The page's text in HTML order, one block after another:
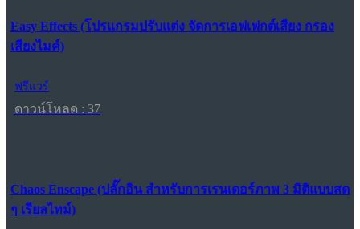
Easy Effects (โปรแกรมปรับแต่ง จัดการเอฟเฟกต์เสียง กรอง
เสียงไมค์)
ฟรีแวร์
ดาวน์โหลด : 37
Chaos Enscape (ปลั๊กอิน สำหรับการเรนเดอร์ภาพ 3 มิติแบบสด
ๆ เรียลไทม์)